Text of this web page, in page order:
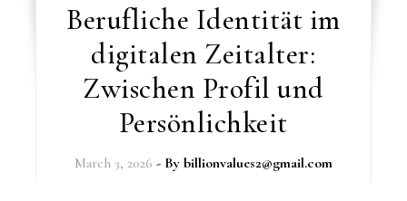
Berufliche Identität im
digitalen Zeitalter:
Zwischen Profil und
Persönlichkeit
March 3, 2026 - By billionvalues2@gmail.com